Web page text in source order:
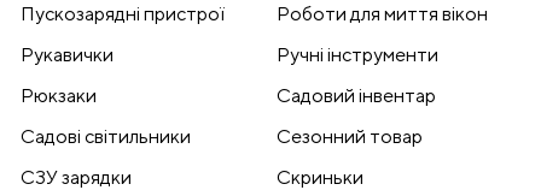
Пускозарядні пристрої
Роботи для миття вікон
Рукавички
Ручні інструменти
Рюкзаки
Садовий інвентар
Садові світильники
Сезонний товар
СЗУ зарядки
Скриньки